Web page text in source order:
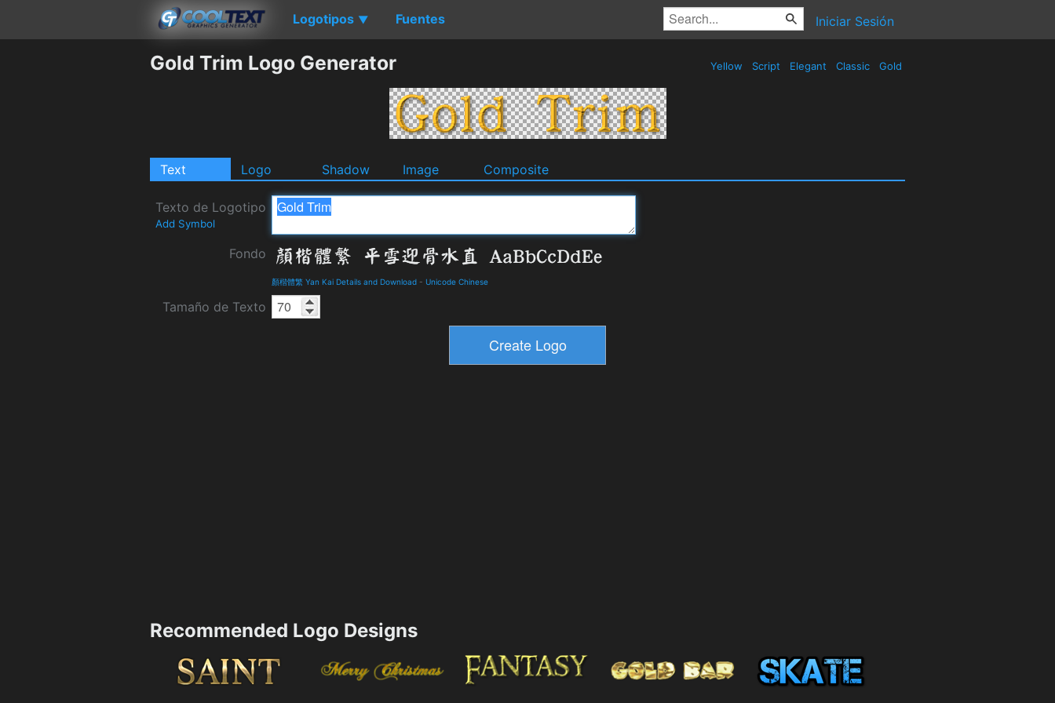
Logotipos ▼ Fuentes Iniciar Sesión
Gold Trim Logo Generator Yellow Script Elegant Classic Gold
Text Logo Shadow Image Composite
Texto de Logotipo
Add Symbol
Fondo
顏楷體繁 Yan Kai Details and Download - Unicode Chinese
Tamaño de Texto
Recommended Logo Designs